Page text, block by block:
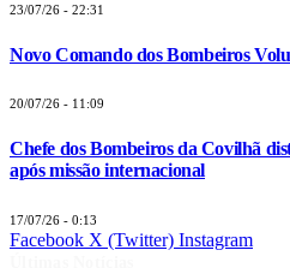
23/07/26 - 22:31
Novo Comando dos Bombeiros
20/07/26 - 11:09
Chefe dos Bombeiros da Covilhã
após missão internacional
17/07/26 - 0:13
Facebook X (Twitter) Instagram